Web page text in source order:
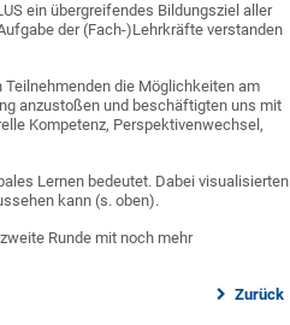
ein übergreifendes Bildungsziel aller
der (Fach-)Lehrkräfte verstanden
die Möglichkeiten am
anzustoßen und beschäftigten uns mit
Kompetenz, Perspektivenwechsel,
Lernen bedeutet. Dabei visualisierten
kann (s. oben).
Runde mit noch mehr
Zurück